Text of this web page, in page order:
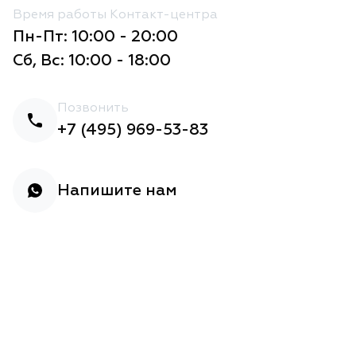
Время работы Контакт-центра
Пн-Пт: 10:00 - 20:00
Сб, Вс: 10:00 - 18:00
Позвонить
+7 (495) 969-53-83
Напишите нам